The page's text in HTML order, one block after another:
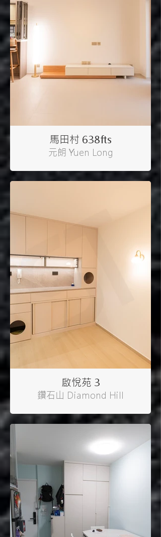
馬田村 638fts
元朗 Yuen Long
啟悅苑 3
鑽石山 Diamond Hill